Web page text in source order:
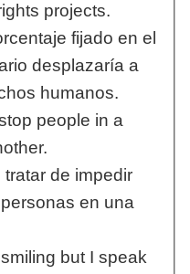
projects.
fijado en el
desplazaría a
humanos.
people in a
de impedir
en una
but I speak